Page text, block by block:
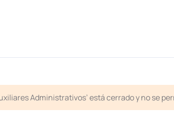
Administrativos’ está cerrado y no se